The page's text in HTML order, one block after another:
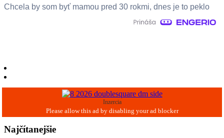
Chcela by som byť mamou pred 30 rokmi, dnes je to peklo
Inzercia
Najčítanejšie